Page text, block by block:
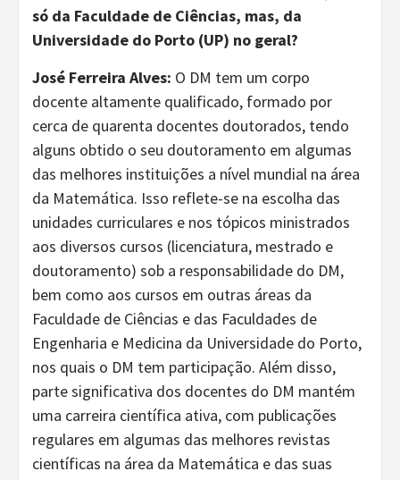
só da Faculdade de Ciências, mas, da
Universidade do Porto (UP) no geral?
José Ferreira Alves: O DM tem um corpo
docente altamente qualificado, formado por
cerca de quarenta docentes doutorados, tendo
alguns obtido o seu doutoramento em algumas
das melhores instituições a nível mundial na área
da Matemática. Isso reflete-se na escolha das
unidades curriculares e nos tópicos ministrados
aos diversos cursos (licenciatura, mestrado e
doutoramento) sob a responsabilidade do DM,
bem como aos cursos em outras áreas da
Faculdade de Ciências e das Faculdades de
Engenharia e Medicina da Universidade do Porto,
nos quais o DM tem participação. Além disso,
parte significativa dos docentes do DM mantém
uma carreira científica ativa, com publicações
regulares em algumas das melhores revistas
científicas na área da Matemática e das suas